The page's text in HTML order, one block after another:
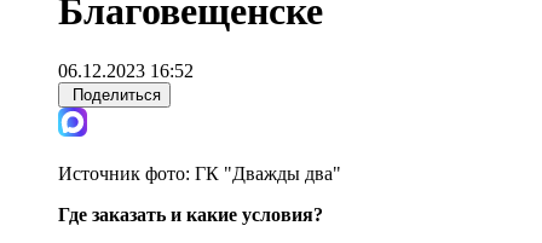
Благовещенске
06.12.2023 16:52
Поделиться
Источник фото: ГК "Дважды два"
Где заказать и какие условия?